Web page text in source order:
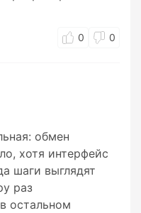
0 0
обмен
хотя интерфейс
шаги выглядят
раз
остальном